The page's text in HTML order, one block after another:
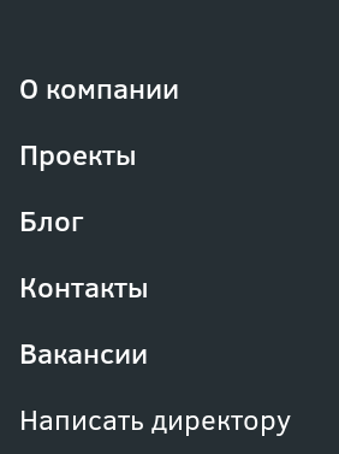
О компании
Проекты
Блог
Контакты
Вакансии
Написать директору